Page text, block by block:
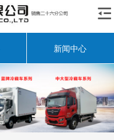

新闻中心